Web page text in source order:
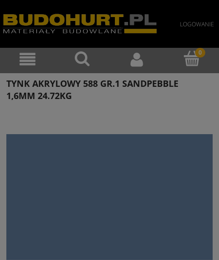
LOGOWANIE
TYNK AKRYLOWY 588 GR.1 SANDPEBBLE
1,6MM 24.72KG